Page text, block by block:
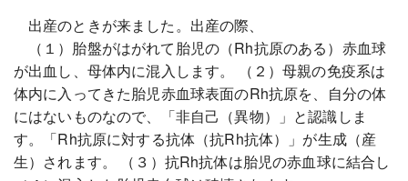
出産のときが来ました。出産の際、
（１）胎盤がはがれて胎児の（Rh抗原のある）赤血球
が出血し、母体内に混入します。 （２）母親の免疫系は
体内に入ってきた胎児赤血球表面のRh抗原を、自分の体
にはないものなので、「非自己（異物）」と認識しま
す。「Rh抗原に対する抗体（抗Rh抗体）」が生成（産
生）されます。 （３）抗Rh抗体は胎児の赤血球に結合し